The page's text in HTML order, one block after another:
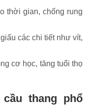
thời gian, chống rung
các chi tiết như vít,
cơ học, tăng tuổi thọ
thang phổ